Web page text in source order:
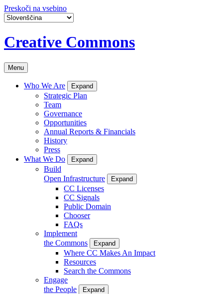
Preskoči na vsebino
Creative Commons
Menu
Who We Are Expand
Strategic Plan
Team
Governance
Opportunities
Annual Reports & Financials
History
Press
What We Do
Expand
Build
Open Infrastructure
Expand
CC Licenses
CC Signals
Public Domain
Chooser
FAQs
Implement
the Commons
Expand
Where CC Makes An Impact
Resources
Search the Commons
Engage
the People
Expand